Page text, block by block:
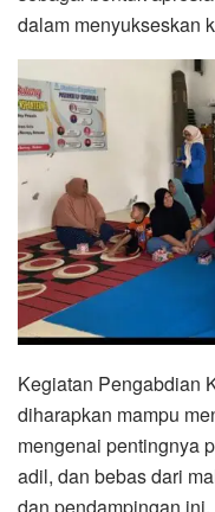
dalam menyukseskan
Kegiatan Pengabdian
diharapkan mampu
mengenai pentingnya
adil, dan bebas dari